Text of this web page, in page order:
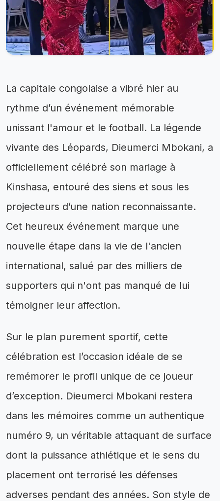
La capitale congolaise a vibré hier au
rythme d’un événement mémorable
unissant l'amour et le football. La légende
vivante des Léopards, Dieumerci Mbokani, a
officiellement célébré son mariage à
Kinshasa, entouré des siens et sous les
projecteurs d’une nation reconnaissante.
Cet heureux événement marque une
nouvelle étape dans la vie de l'ancien
international, salué par des milliers de
supporters qui n'ont pas manqué de lui
témoigner leur affection.
Sur le plan purement sportif, cette
célébration est l’occasion idéale de se
remémorer le profil unique de ce joueur
d’exception. Dieumerci Mbokani restera
dans les mémoires comme un authentique
numéro 9, un véritable attaquant de surface
dont la puissance athlétique et le sens du
placement ont terrorisé les défenses
adverses pendant des années. Son style de